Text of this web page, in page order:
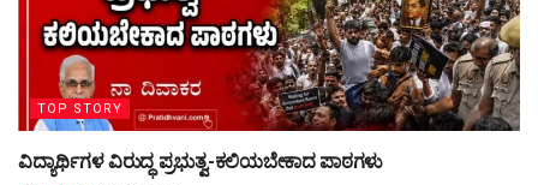
TOP STORY
ವಿದ್ಯಾರ್ಥಿಗಳ ವಿರುದ್ಧ ಪ್ರಭುತ್ವ-ಕಲಿಯಬೇಕಾದ ಪಾಠಗಳು